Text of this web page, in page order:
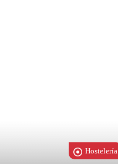
Hostelería